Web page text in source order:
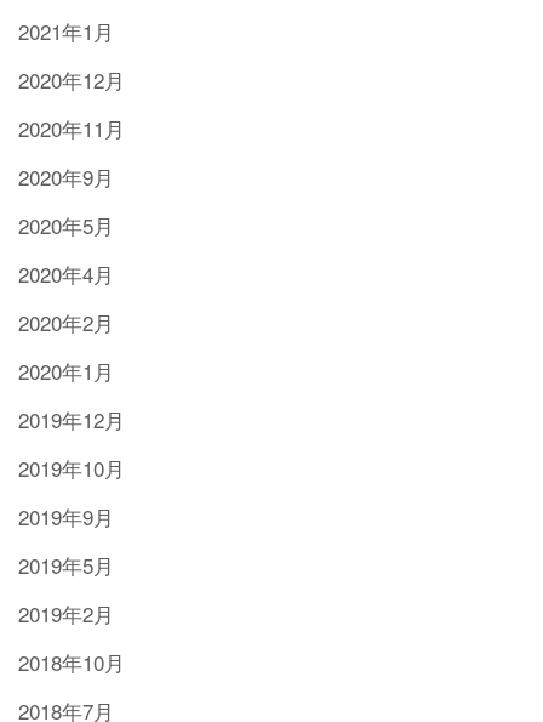
2021年1月
2020年12月
2020年11月
2020年9月
2020年5月
2020年4月
2020年2月
2020年1月
2019年12月
2019年10月
2019年9月
2019年5月
2019年2月
2018年10月
2018年7月